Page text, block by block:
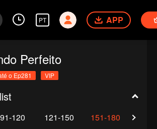
PT APP
Perfeito
o Ep281 VIP
91-120 121-150 151-180